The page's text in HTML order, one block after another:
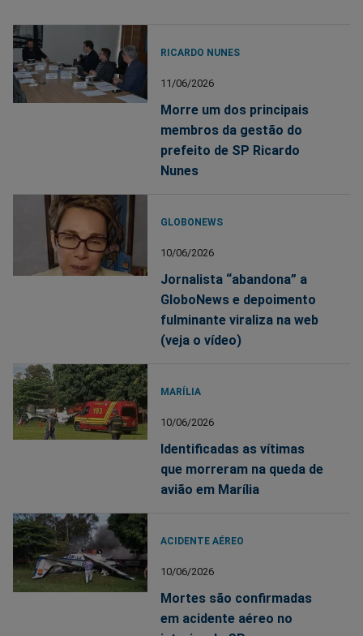
RICARDO NUNES
11/06/2026
Morre um dos principais
membros da gestão do
prefeito de SP Ricardo
Nunes
GLOBONEWS
10/06/2026
Jornalista “abandona” a
GloboNews e depoimento
fulminante viraliza na web
(veja o vídeo)
MARÍLIA
10/06/2026
Identificadas as vítimas
que morreram na queda de
avião em Marília
ACIDENTE AÉREO
10/06/2026
Mortes são confirmadas
em acidente aéreo no